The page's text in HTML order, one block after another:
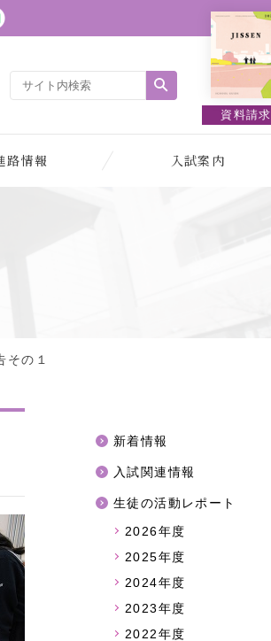
資料請求
路情報 入試案内
の１
新着情報
入試関連情報
生徒の活動レポート
2026年度
2025年度
2024年度
2023年度
2022年度